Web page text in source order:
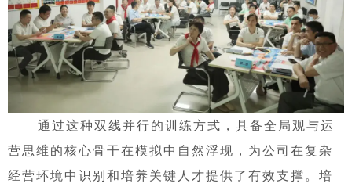
通过这种双线并行的训练方式，具备全局观与运
营思维的核心骨干在模拟中自然浮现，为公司在复杂
经营环境中识别和培养关键人才提供了有效支撑。培